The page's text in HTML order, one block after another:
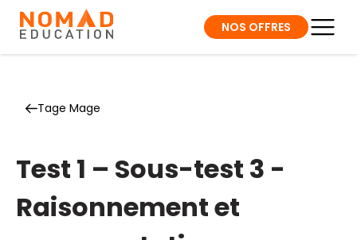
NOS OFFRES
Tage Mage
Test 1 – Sous-test 3 -
Raisonnement et